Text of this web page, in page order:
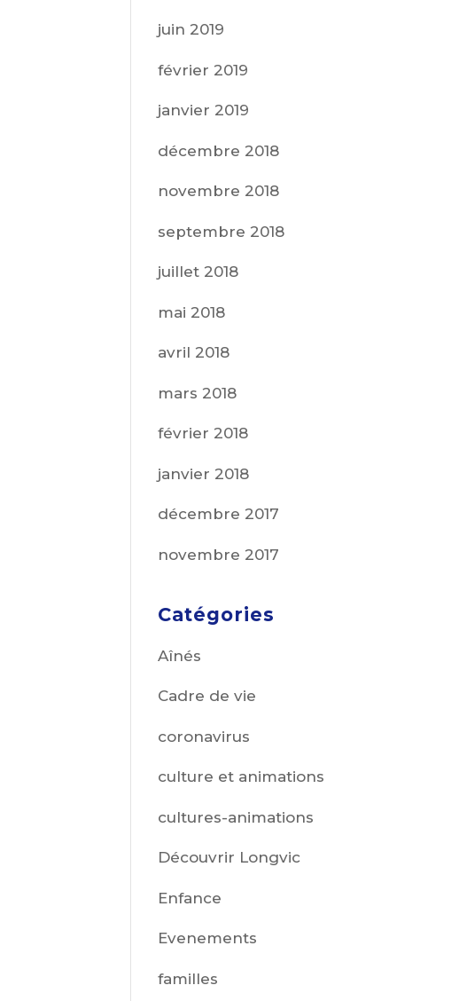
juin 2019
février 2019
janvier 2019
décembre 2018
novembre 2018
septembre 2018
juillet 2018
mai 2018
avril 2018
mars 2018
février 2018
janvier 2018
décembre 2017
novembre 2017
Catégories
Aînés
Cadre de vie
coronavirus
culture et animations
cultures-animations
Découvrir Longvic
Enfance
Evenements
familles